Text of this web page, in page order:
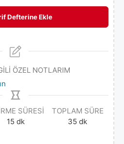
Defterine Ekle
ÖZEL NOTLARIM
SÜRESI
15 dk
TOPLAM SÜRE
35 dk